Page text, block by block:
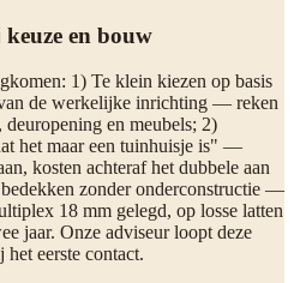
en bouw
1) Te klein kiezen op basis
de werkelijke inrichting — reken
en meubels; 2)
het maar een tuinhuisje is" —
kosten achteraf het dubbele aan
zonder onderconstructie —
18 mm gelegd, op losse latten
jaar. Onze adviseur loopt deze
eerste contact.